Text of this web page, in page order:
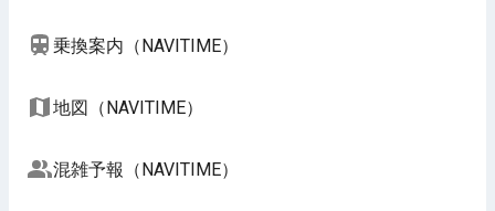
乗換案内（NAVITIME）
地図（NAVITIME）
混雑予報（NAVITIME）